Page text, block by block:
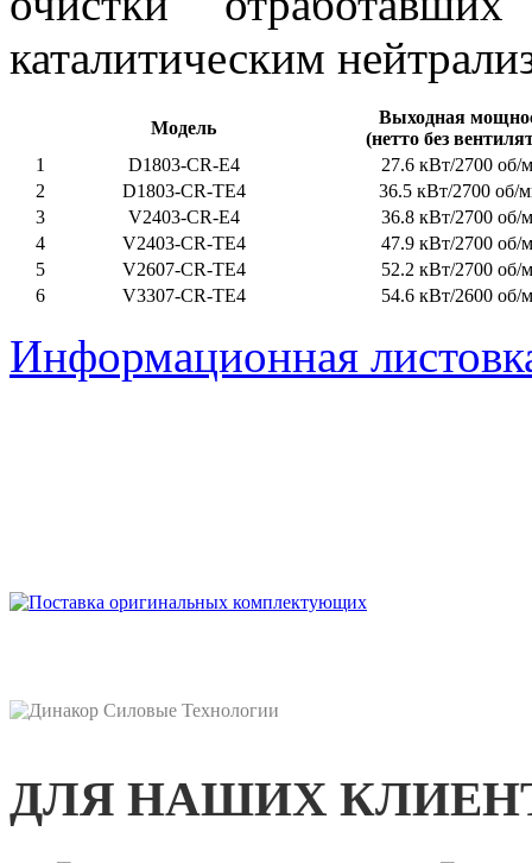
каталитическим
Модель
Выходная
(нетто без
1
D1803-CR-E4
27.6 кВт/2700 об/
2
D1803-CR-TE4
36.5 кВт/2700 об/
3
V2403-CR-E4
36.8 кВт/2700 об/
4
V2403-CR-TE4
47.9 кВт/2700 об/
5
V2607-CR-TE4
52.2 кВт/2700 об/
6
V3307-CR-TE4 54.6 кВт/2600 об/
Информационная
ДЛЯ НАШИХ